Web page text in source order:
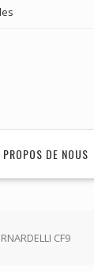
DE NOUS
CF9